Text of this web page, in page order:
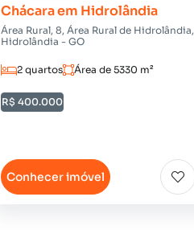
Chácara em Hidrolândia
Área Rural, 8, Área Rural de Hidrolândia,
Hidrolândia - GO
2 quartos Área de 5330 m²
R$ 400.000
Conhecer imóvel